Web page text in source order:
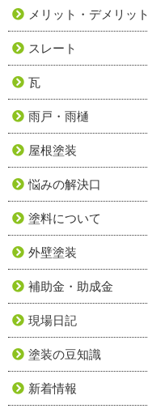
メリット・デメリット
スレート
瓦
雨戸・雨樋
屋根塗装
悩みの解決口
塗料について
外壁塗装
補助金・助成金
現場日記
塗装の豆知識
新着情報